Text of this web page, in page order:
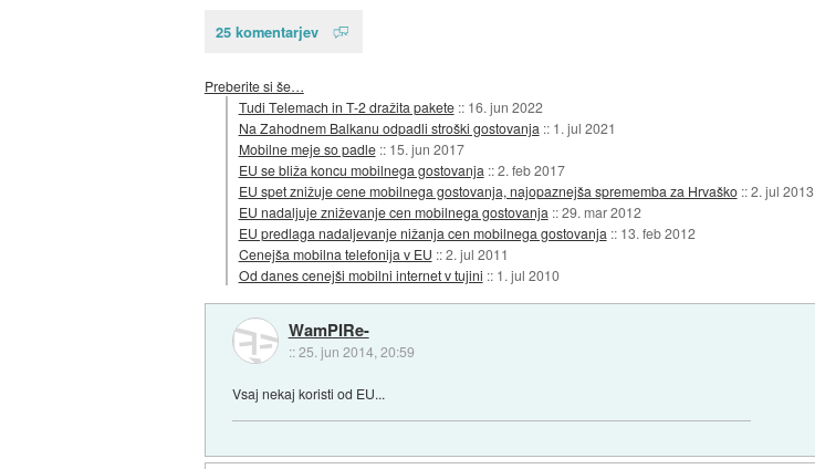
25 komentarjev
Preberite si še…
Tudi Telemach in T-2 dražita pakete :: 16. jun 2022
Na Zahodnem Balkanu odpadli stroški gostovanja :: 1. jul 2021
Mobilne meje so padle :: 15. jun 2017
EU se bliža koncu mobilnega gostovanja ::2. feb 2017
EU spet znižuje cene mobilnega gostovanja, najopaznejša sprememba za Hrvaško ::2. jul 2013
EU nadaljuje zniževanje cen mobilnega gostovanja ::29. mar 2012
EU predlaga nadaljevanje nižanja cen mobilnega gostovanja :: 13. feb 2012
Cenejša mobilna telefonija v EU ::2. jul 2011
Od danes cenejši mobilni internet v tujini :: 1. jul 2010
WamPIRe-
::25. jun 2014, 20:59
Vsaj nekaj koristi od EU...